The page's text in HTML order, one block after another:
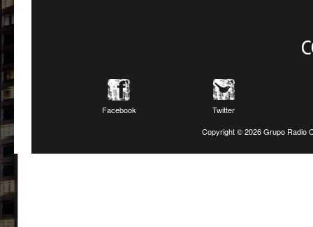
Facebook
Twitter
Copyright ©2026 Grupo Radio